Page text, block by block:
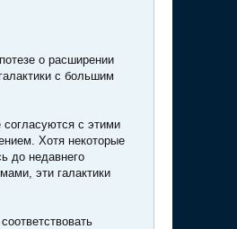
о расширении
с большим
с этими
Хотя некоторые
до недавнего
эти галактики